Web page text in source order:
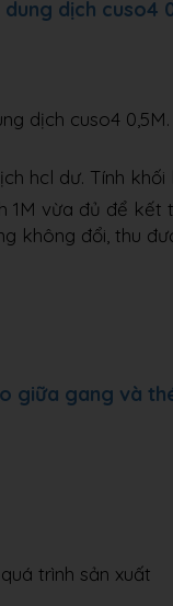
dịch cuso4
dịch cuso4
hcl dư. Tính
1M vừa đủ để
không đổi, thu
giữa gang và
trình sản xuất